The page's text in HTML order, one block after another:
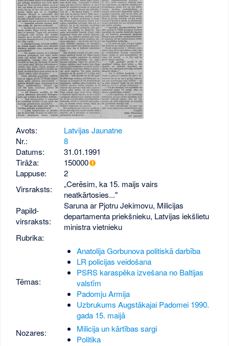
Avots:
Latvijas Jaunatne
Nr.:
8
Datums:
31.01.1991
Tirāža:
150000
Lappuse:
2
Virsraksts:
„Cerēsim, ka 15. maijs vairs
neatkārtosies..."
Papild­
virsraksts:
Saruna ar Pjotru Jekimovu, Milicijas
departamenta priekšnieku, Latvijas iekšlietu
ministra vietnieku
Rubrika:
Tēmas:
Anatolija Gorbunova politiskā darbība
LR policijas veidošana
PSRS karaspēka izvešana no Baltijas
valstīm
Padomju Armija
Uzbrukums Augstākajai Padomei 1990.
gada 15. maijā
Nozares:
Milicija un kārtības sargi
Politika